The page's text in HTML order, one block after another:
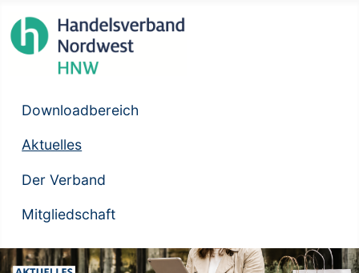
Downloadbereich
Aktuelles
Der Verband
Mitgliedschaft